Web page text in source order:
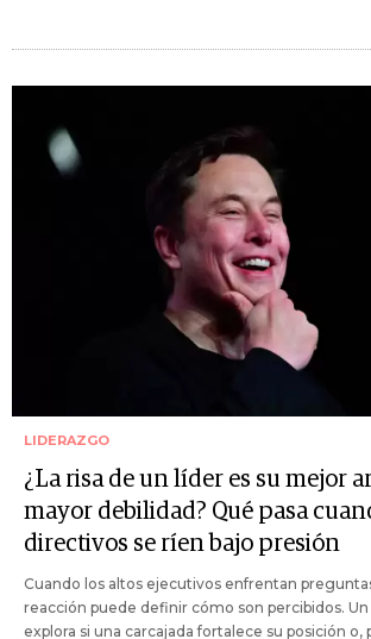
LIDERAZGO
¿La risa de un líder es su mejor
mayor debilidad? Qué pasa
directivos se ríen bajo presión
Cuando los altos ejecutivos enfrentan
reacción puede definir cómo son percibidos.
explora si una carcajada fortalece su posición o,